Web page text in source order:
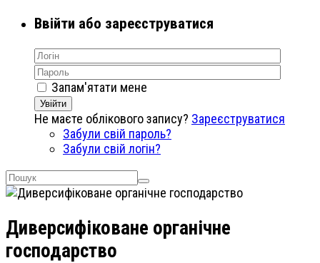
Ввійти або зареєструватися
Запам'ятати мене
Увійти
Не маєте облікового запису? Зареєструватися
Забули свій пароль?
Забули свій логін?
Диверсифіковане органічне
господарство